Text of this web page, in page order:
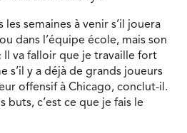
les semaines à venir s’il jouera
dans l’équipe école, mais son
Il va falloir que je travaille fort
s’il y a déjà de grands joueurs
offensif à Chicago, conclut-il.
buts, c’est ce que je fais le